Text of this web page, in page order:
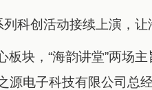
列科创活动接续上演，
板块，“海韵讲堂”两场
源电子科技有限公司总